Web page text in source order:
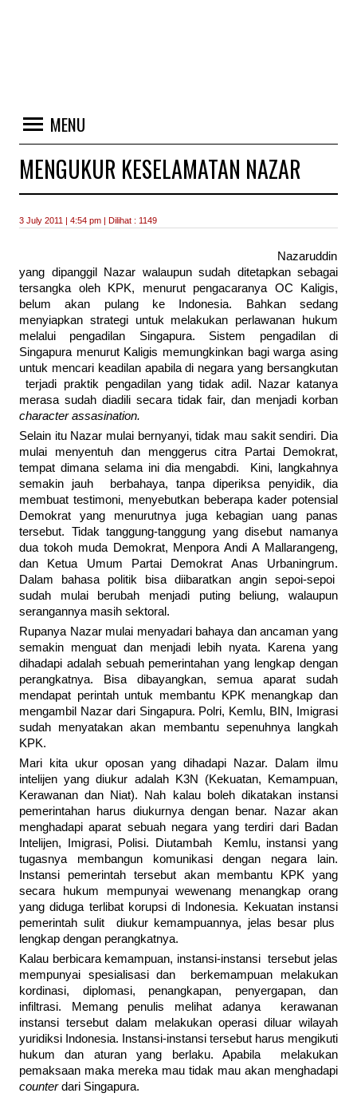
MENU
MENGUKUR KESELAMATAN NAZAR
3 July 2011 | 4:54 pm | Dilihat : 1149
Nazaruddin
yang dipanggil Nazar walaupun sudah ditetapkan sebagai
tersangka oleh KPK, menurut pengacaranya OC Kaligis,
belum akan pulang ke Indonesia. Bahkan sedang
menyiapkan strategi untuk melakukan perlawanan hukum
melalui pengadilan Singapura. Sistem pengadilan di
Singapura menurut Kaligis memungkinkan bagi warga asing
untuk mencari keadilan apabila di negara yang bersangkutan
terjadi praktik pengadilan yang tidak adil. Nazar katanya
merasa sudah diadili secara tidak fair, dan menjadi korban
character assasination.
Selain itu Nazar mulai bernyanyi, tidak mau sakit sendiri. Dia
mulai menyentuh dan menggerus citra Partai Demokrat,
tempat dimana selama ini dia mengabdi. Kini, langkahnya
semakin jauh berbahaya, tanpa diperiksa penyidik, dia
membuat testimoni, menyebutkan beberapa kader potensial
Demokrat yang menurutnya juga kebagian uang panas
tersebut. Tidak tanggung-tanggung yang disebut namanya
dua tokoh muda Demokrat, Menpora Andi A Mallarangeng,
dan Ketua Umum Partai Demokrat Anas Urbaningrum.
Dalam bahasa politik bisa diibaratkan angin sepoi-sepoi
sudah mulai berubah menjadi puting beliung, walaupun
serangannya masih sektoral.
Rupanya Nazar mulai menyadari bahaya dan ancaman yang
semakin menguat dan menjadi lebih nyata. Karena yang
dihadapi adalah sebuah pemerintahan yang lengkap dengan
perangkatnya. Bisa dibayangkan, semua aparat sudah
mendapat perintah untuk membantu KPK menangkap dan
mengambil Nazar dari Singapura. Polri, Kemlu, BIN, Imigrasi
sudah menyatakan akan membantu sepenuhnya langkah
KPK.
Mari kita ukur oposan yang dihadapi Nazar. Dalam ilmu
intelijen yang diukur adalah K3N (Kekuatan, Kemampuan,
Kerawanan dan Niat). Nah kalau boleh dikatakan instansi
pemerintahan harus diukurnya dengan benar. Nazar akan
menghadapi aparat sebuah negara yang terdiri dari Badan
Intelijen, Imigrasi, Polisi. Diutambah Kemlu, instansi yang
tugasnya membangun komunikasi dengan negara lain.
Instansi pemerintah tersebut akan membantu KPK yang
secara hukum mempunyai wewenang menangkap orang
yang diduga terlibat korupsi di Indonesia. Kekuatan instansi
pemerintah sulit diukur kemampuannya, jelas besar plus
lengkap dengan perangkatnya.
Kalau berbicara kemampuan, instansi-instansi tersebut jelas
mempunyai spesialisasi dan berkemampuan melakukan
kordinasi, diplomasi, penangkapan, penyergapan, dan
infiltrasi. Memang penulis melihat adanya kerawanan
instansi tersebut dalam melakukan operasi diluar wilayah
yuridiksi Indonesia. Instansi-instansi tersebut harus mengikuti
hukum dan aturan yang berlaku. Apabila melakukan
pemaksaan maka mereka mau tidak mau akan menghadapi
counterdari Singapura.